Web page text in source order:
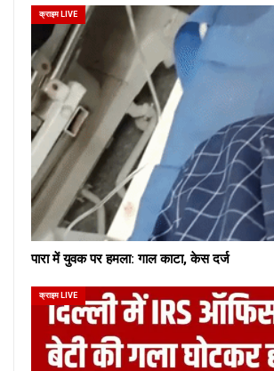
क्राइम LIVE
पारा में युवक पर हमला: गाल काटा, केस दर्ज
क्राइम LIVE